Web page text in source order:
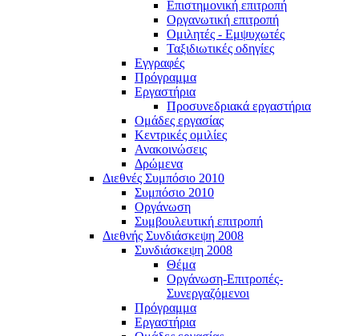
Επιστημονική επιτροπή
Οργανωτική επιτροπή
Ομιλητές - Εμψυχωτές
Ταξιδιωτικές οδηγίες
Εγγραφές
Πρόγραμμα
Εργαστήρια
Προσυνεδριακά εργαστήρια
Ομάδες εργασίας
Κεντρικές ομιλίες
Ανακοινώσεις
Δρώμενα
Διεθνές Συμπόσιο 2010
Συμπόσιο 2010
Οργάνωση
Συμβουλευτική επιτροπή
Διεθνής Συνδιάσκεψη 2008
Συνδιάσκεψη 2008
Θέμα
Οργάνωση-Επιτροπές-
Συνεργαζόμενοι
Πρόγραμμα
Εργαστήρια